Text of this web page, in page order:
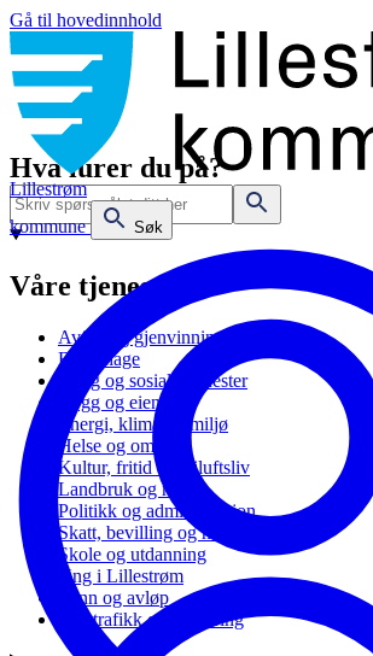
Gå til hovedinnhold
Lillestrøm
kommune
Søk
Hva lurer du på?
Våre tjenester
Avfall og gjenvinning
Barnehage
Bolig og sosiale tjenester
Bygg og eiendom
Energi, klima og miljø
Helse og omsorg
Kultur, fritid og friluftsliv
Landbruk og natur
Politikk og administrasjon
Skatt, bevilling og næring
Skole og utdanning
Ung i Lillestrøm
Vann og avløp
Vei, trafikk og parkering